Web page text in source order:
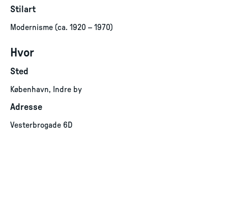
Stilart
Modernisme (ca. 1920 – 1970)
Hvor
Sted
København, Indre by
Adresse
Vesterbrogade 6D